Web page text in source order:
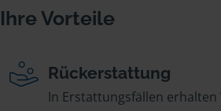
Ihre Vorteile
Rückerstattung
In Erstattungsfällen erhalten